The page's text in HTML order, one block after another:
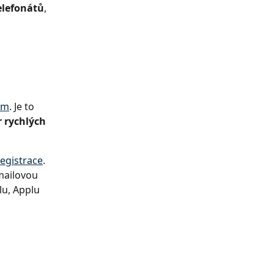
,
. Je to
rychlých
.
Applu